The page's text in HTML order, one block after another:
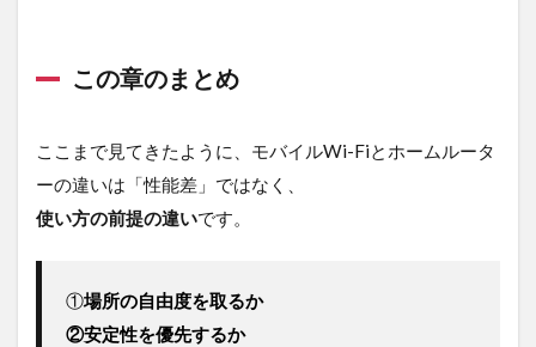
め この章のまとめ
ここまで見てきたように、モバイルWi-Fiとホームルータ
ーの違いは「性能差」ではなく、
使い方の前提の違いです。
①場所の自由度を取るか
②安定性を優先するか